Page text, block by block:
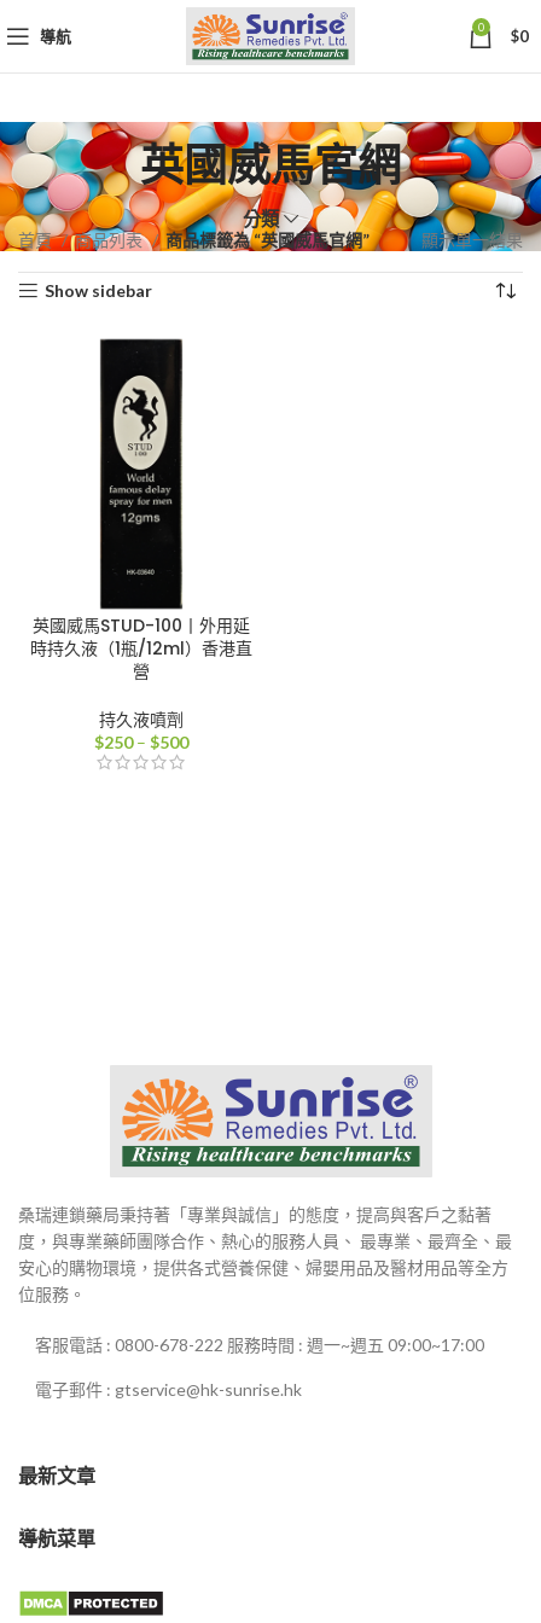
導航 0 $0
英國威馬官網
分類
首頁 商品列表 商品標籤為 “英國威馬官網” 顯示單一結果
Show sidebar
英國威馬STUD-100丨外用延
時持久液（1瓶/12ml）香港直
營
持久液噴劑
$250 – $500價
桑瑞連鎖藥局秉持著「專業與誠信」的態度，提高與客戶之黏著
度，與專業藥師團隊合作、熱心的服務人員、 最專業、最齊全、最
安心的購物環境，提供各式營養保健、婦嬰用品及醫材用品等全方
位服務。
客服電話 : 0800-678-222 服務時間 : 週一~週五 09:00~17:00
電子郵件 : gtservice@hk-sunrise.hk
最新文章
導航菜單